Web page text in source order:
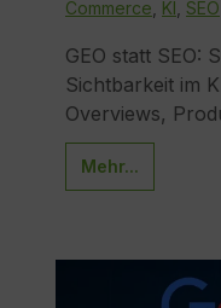
Commerce KI SEO
GEO statt SEO:
Sichtbarkeit im
Overviews,
Mehr...